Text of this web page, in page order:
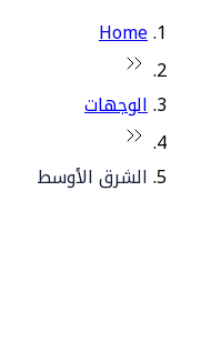
Home
الوجهات
الشرق الأوسط